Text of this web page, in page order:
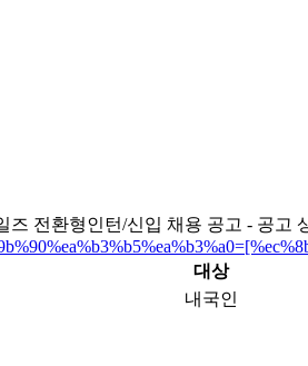
즈 전환형인턴/신입 채용 공고 - 공고
대상
내국인